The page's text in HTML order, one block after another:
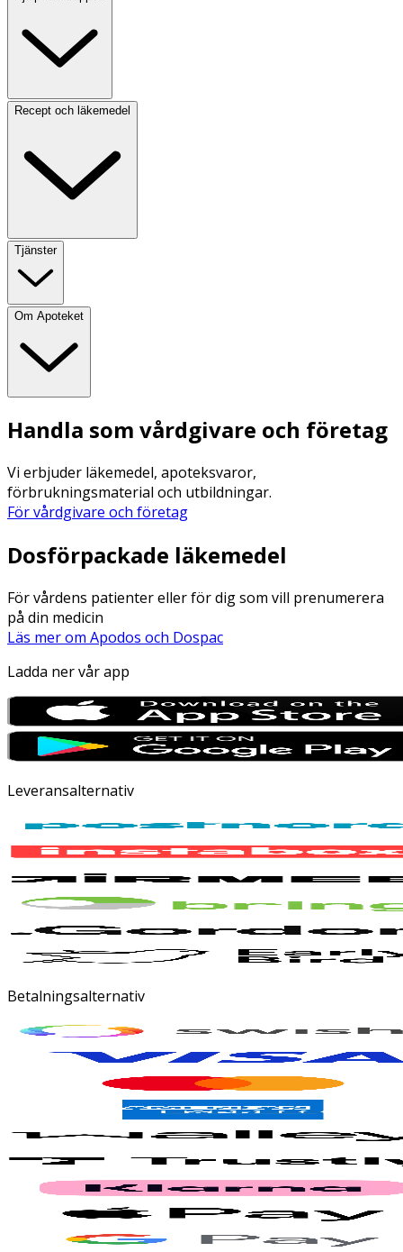
Recept och läkemedel
Tjänster
Om Apoteket
Handla som vårdgivare och företag
Vi erbjuder läkemedel, apoteksvaror,
förbrukningsmaterial och utbildningar.
För vårdgivare och företag
Dosförpackade läkemedel
För vårdens patienter eller för dig som vill prenumerera
på din medicin
Läs mer om Apodos och Dospac
Ladda ner vår app
Leveransalternativ
Betalningsalternativ